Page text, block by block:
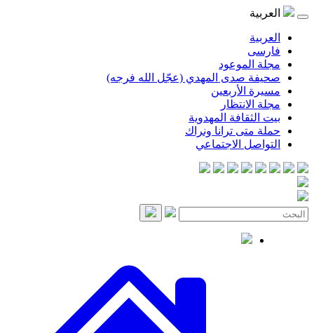
العربية
العربية
فارسی
مجلة الموعود
صحيفة صدى المهدي (عجّل الله فرجه)
مسيرة الأربعين
مجلة الانتظار
بيت الثقافة المهدوية
حملة متى ترانا ونراك
التواصل الاجتماعي